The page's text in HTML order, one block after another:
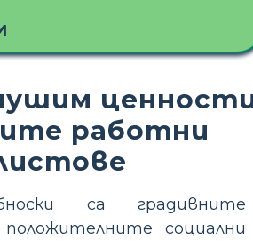
работни
са градивните
социални